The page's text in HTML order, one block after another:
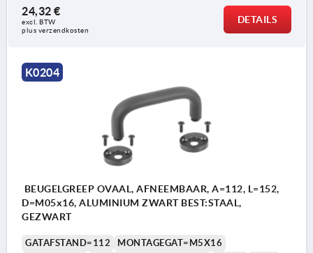
24,32 €
excl. BTW
plus verzendkosten
DETAILS
K0204
BEUGELGREEP OVAAL, AFNEEMBAAR, A=112, L=152,
D=M05x16, ALUMINIUM ZWART BEST:STAAL,
GEZWART
GATAFSTAND=112
MONTAGEGAT=M5X16